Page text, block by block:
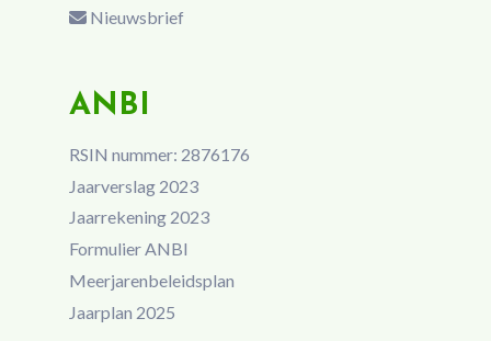
Nieuwsbrief
ANBI
RSIN nummer: 2876176
Jaarverslag 2023
Jaarrekening 2023
Formulier ANBI
Meerjarenbeleidsplan
Jaarplan 2025